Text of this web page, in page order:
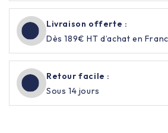
Livraison offerte :
Dès 189€ HT d’achat en
Retour facile :
Sous 14 jours